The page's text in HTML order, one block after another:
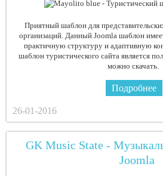
Приятный шаблон для
организаций. Данный Joomla шаблон
практичную структуру и адаптивную
шаблон туристического сайта является
можно скачать.
Подробнее
26-01-2016
GK Music State -
Joomla